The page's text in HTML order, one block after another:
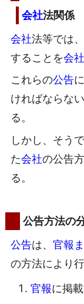
会社法関係
会社法等では
することを会社
これらの公告
ければならな
る。
しかし、そう
た会社の公告
る。
公告方法の
公告は、 官報
の方法により行
官報に掲